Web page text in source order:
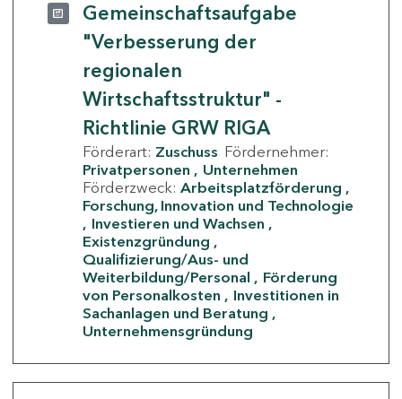
Gemeinschaftsaufgabe
"Verbesserung der
regionalen
Wirtschaftsstruktur" -
Richtlinie GRW RIGA
Förderart: Zuschuss Fördernehmer:
Privatpersonen
Unternehmen
Förderzweck: Arbeitsplatzförderung
Forschung, Innovation und Technologie
Investieren und Wachsen
Existenzgründung
Qualifizierung/Aus- und
Weiterbildung/Personal
Förderung
von Personalkosten
Investitionen in
Sachanlagen und Beratung
Unternehmensgründung